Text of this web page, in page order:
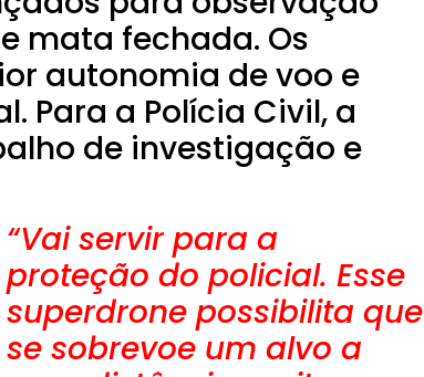
mata fechada. Os
autonomia de voo e
Para a Polícia Civil, a
de investigação e
“Vai servir para a
proteção do policial. Esse
superdrone possibilita que
se sobrevoe um alvo a